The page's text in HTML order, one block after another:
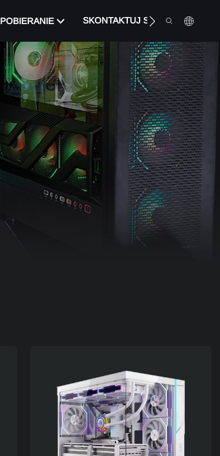
POBIERANIE SKONTAKTUJ SIĘ Z NAMI